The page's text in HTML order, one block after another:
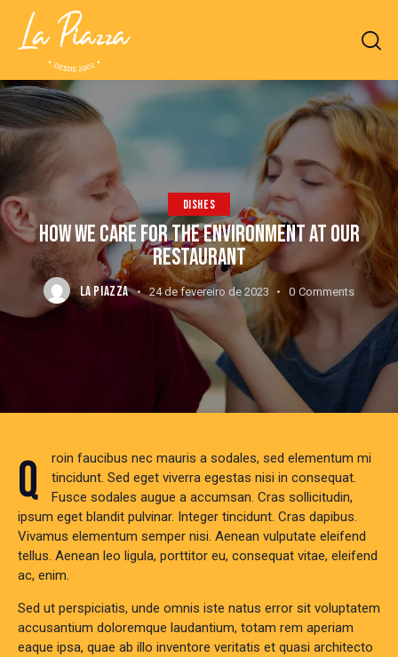
DISHES
HOW WE CARE FOR THE ENVIRONMENT AT OUR
RESTAURANT
LA PIAZZA 24 de fevereiro de 2023 0 Comments
Qroin faucibus nec mauris a sodales, sed elementum mi
tincidunt. Sed eget viverra egestas nisi in consequat.
Fusce sodales augue a accumsan. Cras sollicitudin,
ipsum eget blandit pulvinar. Integer tincidunt. Cras dapibus.
Vivamus elementum semper nisi. Aenean vulputate eleifend
tellus. Aenean leo ligula, porttitor eu, consequat vitae, eleifend
ac, enim.
Sed ut perspiciatis, unde omnis iste natus error sit voluptatem
accusantium doloremque laudantium, totam rem aperiam
eaque ipsa, quae ab illo inventore veritatis et quasi architecto